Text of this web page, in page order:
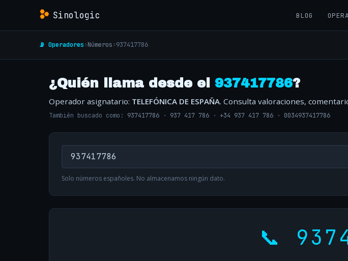
Sinologic BLOG
📡 Operadores›Números›937417786
¿Quién llama desde el 937417786?
Operador asignatario: TELEFÓNICA DE ESPAÑA. Consulta valoraciones,
También buscado como: 937417786 · 937 417 786 · +34 937 417 786 · 0034937417786
Solo números españoles. No almacenamos ningún dato.
📞